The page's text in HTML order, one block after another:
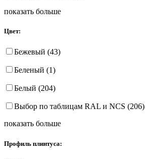
показать больше
Цвет:
Бежевый (43)
Беленый (1)
Белый (204)
Выбор по таблицам RAL и NCS (206)
показать больше
Профиль плинтуса: